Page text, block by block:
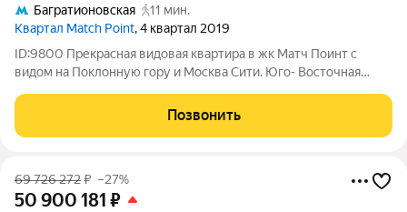
Багратионовская
11 мин.
Квартал Match Point, 4 квартал 2019
ID:9800 Прекрасная видовая квартира в жк Матч Поинт с
видом на Поклонную гору и Москва Сити. Юго- Восточная
Стильный современный дизайнерский ремонт в приятных
оттенках серый меланж и графит,
Позвонить
69 726 272₽ –27%
50 900 181 ₽